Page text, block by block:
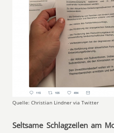
Quelle: Christian Lindner via Twitter
Seltsame Schlagzeilen am